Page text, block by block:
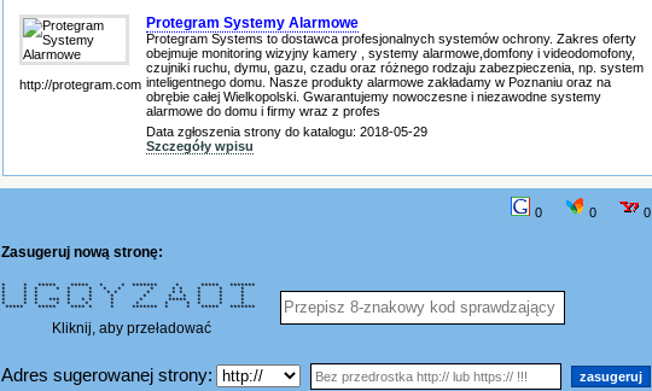
http://protegram.com
Protegram Systemy Alarmowe
Protegram Systems to dostawca profesjonalnych systemów ochrony. Zakres oferty
obejmuje monitoring wizyjny kamery , systemy alarmowe,domfony i videodomofony,
czujniki ruchu, dymu, gazu, czadu oraz różnego rodzaju zabezpieczenia, np. system
inteligentnego domu. Nasze produkty alarmowe zakładamy w Poznaniu oraz na
obrębie całej Wielkopolski. Gwarantujemy nowoczesne i niezawodne systemy
alarmowe do domu i firmy wraz z profes
Data zgłoszenia strony do katalogu: 2018-05-29
Szczegóły wpisu
0 0 0
Zasugeruj nową stronę:
* * ***** ***** * * ******* * ***** *******
* * * * * * * * * * * * * *
* * * * * * * * * * * * *
* * * * * * * * * * * *
* * * *** * * * * * ***** * * *
* * * * * * * * * * * * *
***** ***** **** * * ******* * * ***** *******
Kliknij, aby przeładować
Adres sugerowanej strony: